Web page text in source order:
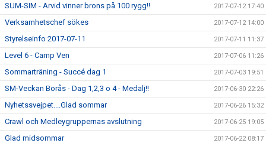
SUM-SIM - Arvid vinner brons på 100 rygg!! 2017-07-12 17:40
Verksamhetschef sökes 2017-07-12 14:00
Styrelseinfo 2017-07-11 2017-07-11 11:37
Level 6 - Camp Ven 2017-07-06 11:26
Sommarträning - Succé dag 1 2017-07-03 19:51
SM-Veckan Borås - Dag 1,2,3 o 4 - Medalj!! 2017-06-30 22:26
Nyhetssvejpet....Glad sommar 2017-06-26 15:32
Crawl och Medleygruppernas avslutning 2017-06-25 19:05
Glad midsommar 2017-06-22 08:17